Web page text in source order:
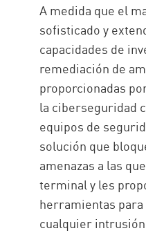
A medida que el
sofisticado y
capacidades de
remediación de
proporcionadas
la ciberseguridad
equipos de
solución que
amenazas a las
terminal y les
herramientas
cualquier